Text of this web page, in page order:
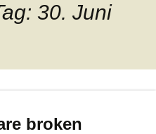
30. Juni
broken